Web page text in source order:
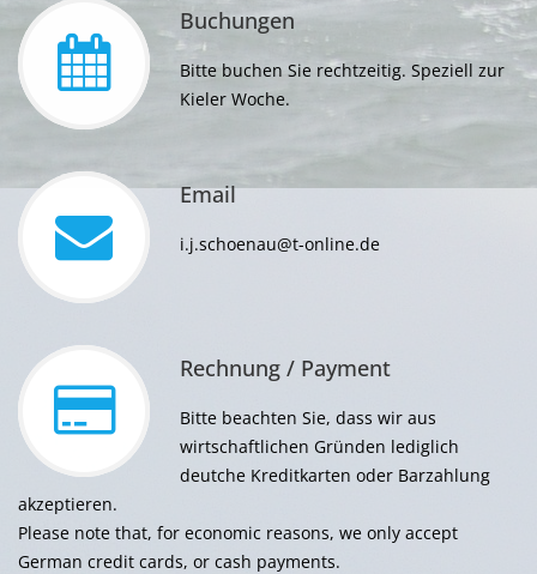
Buchungen
Bitte buchen Sie rechtzeitig. Speziell zur
Kieler Woche.
Email
i.j.schoenau@t-online.de
Rechnung / Payment
Bitte beachten Sie, dass wir aus
wirtschaftlichen Gründen lediglich
deutche Kreditkarten oder Barzahlung
akzeptieren.
Please note that, for economic reasons, we only accept
German credit cards, or cash payments.